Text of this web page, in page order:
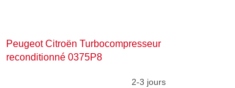
Peugeot Citroën Turbocompresseur
reconditionné 0375P8
2-3 jours